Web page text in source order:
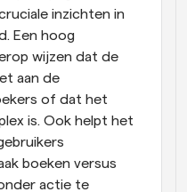
inzichten in
Een hoog
wijzen dat de
aan de
of dat het
is. Ook helpt het
boeken versus
actie te